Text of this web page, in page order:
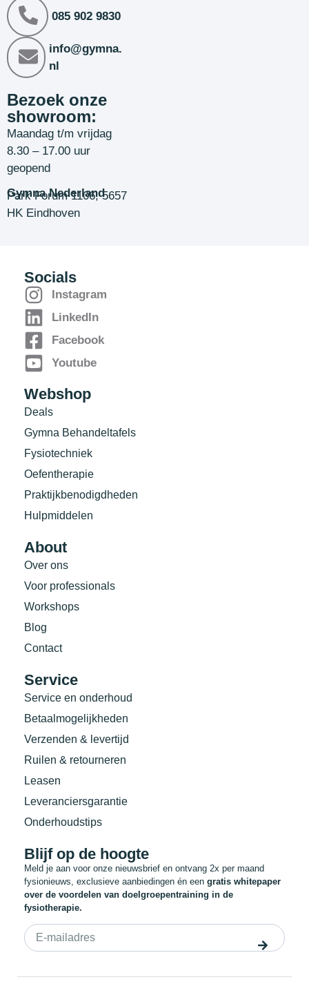
085 902 9830
info@gymna.
nl
Bezoek onze
showroom:
Maandag t/m vrijdag
8.30 – 17.00 uur
geopend
Gymna Nederland
Park Forum 1106, 5657
HK Eindhoven
Socials
Instagram
LinkedIn
Facebook
Youtube
Webshop
Deals
Gymna Behandeltafels
Fysiotechniek
Oefentherapie
Praktijkbenodigdheden
Hulpmiddelen
About
Over ons
Voor professionals
Workshops
Blog
Contact
Service
Service en onderhoud
Betaalmogelijkheden
Verzenden & levertijd
Ruilen & retourneren
Leasen
Leveranciersgarantie
Onderhoudstips
Blijf op de hoogte
Meld je aan voor onze nieuwsbrief en ontvang 2x per maand
fysionieuws, exclusieve aanbiedingen én een gratis whitepaper
over de voordelen van doelgroepentraining in de
fysiotherapie.